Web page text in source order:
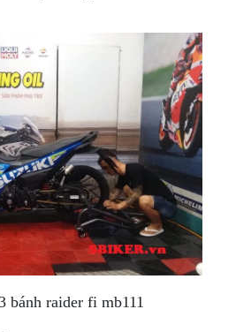
bánh raider fi mb111